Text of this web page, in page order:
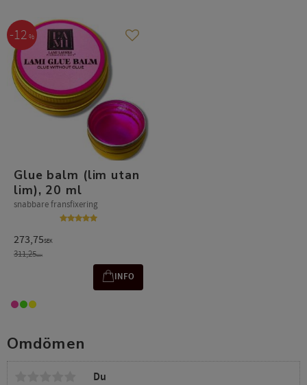
Omdömen
Du
Glue balm (lim utan
lim), 20 ml
snabbare fransfixering
273,75SEK
311,25SEK
12 % Lägg till i favoriter
INFO